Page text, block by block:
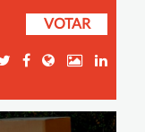
VOTAR